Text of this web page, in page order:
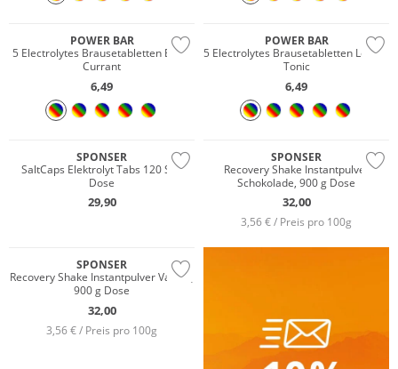
POWER BAR
5 Electrolytes Brausetabletten Black
Currant
6,49
POWER BAR
5 Electrolytes Brausetabletten Lemon
Tonic
6,49
SPONSER
SaltCaps Elektrolyt Tabs 120 Stk.
Dose
29,90
SPONSER
Recovery Shake Instantpulver
Schokolade, 900 g Dose
32,00
3,56 € / Preis pro 100g
SPONSER
Recovery Shake Instantpulver Vanille,
900 g Dose
32,00
3,56 € / Preis pro 100g